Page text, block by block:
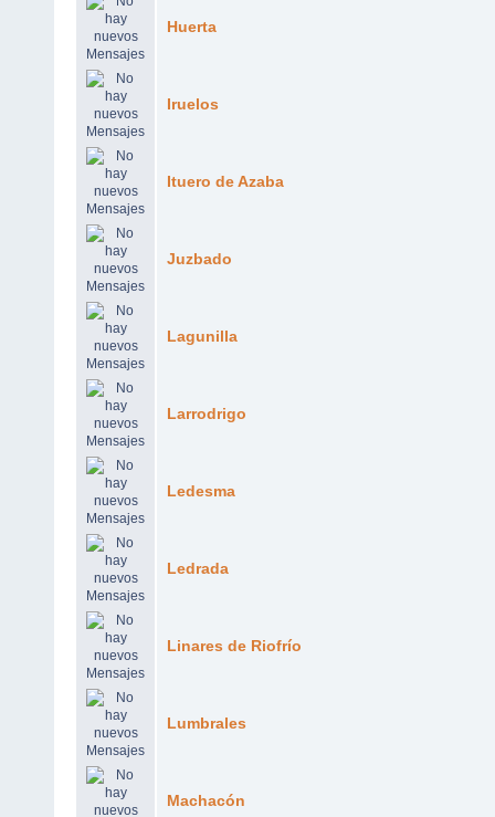
Huerta
Iruelos
Ituero de Azaba
Juzbado
Lagunilla
Larrodrigo
Ledesma
Ledrada
Linares de Riofrío
Lumbrales
Machacón